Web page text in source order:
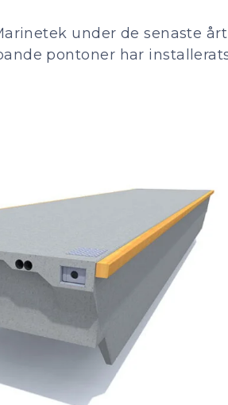
under de senaste
pontoner har